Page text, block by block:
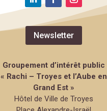
Newsletter
Groupement d’intérêt public
« Rachi – Troyes et l’Aube en
Grand Est »
Hôtel de Ville de Troyes